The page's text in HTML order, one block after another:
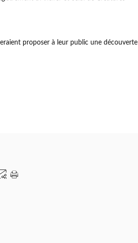
proposer à leur public une découverte